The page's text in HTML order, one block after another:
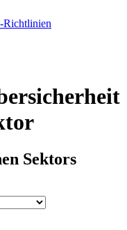
Richtlinien
Sektors